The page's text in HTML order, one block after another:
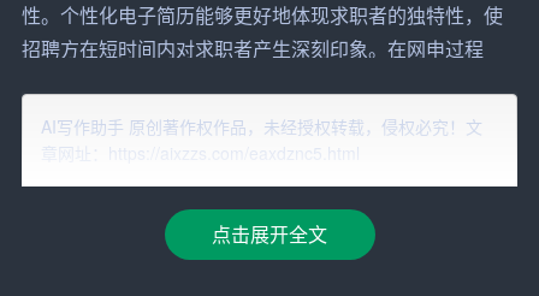
性。个性化电子简历能够更好地体现求职者的独特性，使
招聘方在短时间内对求职者产生深刻印象。在网申过程
子简历更容易吸引招聘方的注意，提高求职成功率。
：在制作电子简历前，首先要明确目标岗
位及行业特点。针对不同岗位需求，调整简历内容和重
AI写作助手 原创著作权作品，未经授权转载，侵权必究！文
章网址：https://aixzzs.com/eaxdznc5.html
点击展开全文